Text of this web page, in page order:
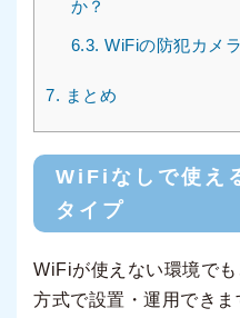
か？
6.3. WiFiの防犯カメ
7. まとめ
WiFiなしで使え
タイプ
WiFiが使えない環境で
方式で設置・運用でき